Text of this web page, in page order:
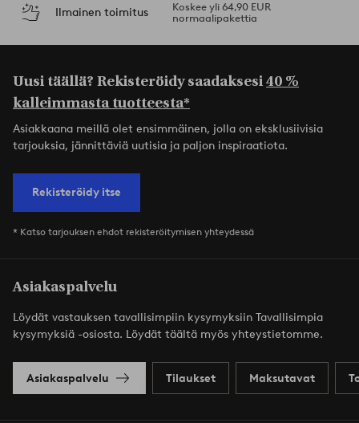
Ilmainen toimitus
Koskee yli 64,90 EUR
normaalipakettia
Uusi täällä? Rekisteröidy saadaksesi40 %
kalleimmasta tuotteesta*
Asiakkaana meillä olet ensimmäinen, jolla on eksklusiivisia
tarjouksia, jännittäviä uutisia ja paljon inspiraatiota.
Rekisteröidy itse
* Katso tarjouksen ehdot rekisteröitymisen yhteydessä
Asiakaspalvelu
Löydät vastauksen tavallisimpiin kysymyksiin Tavallisimpia
kysymyksiä -osiosta. Löydät täältä myös yhteystietomme.
Asiakaspalvelu Tilaukset Maksutavat